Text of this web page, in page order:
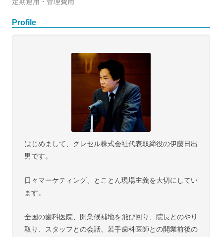
定期運用・管理費用
Profile
はじめまして、クレセル株式会社代表取締役の伊藤日出
男です。
日々マーケティング、とことん現場主義を大切にしてい
ます。
全国の歯科医院、開業候補地を飛び回り、院長とのやり
取り、スタッフとの会話、若手歯科医師との開業前後の